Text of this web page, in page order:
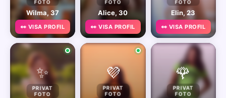
FOTO
Wilma, 37
👀 VISA PROFIL
FOTO
Alice, 30
👀 VISA PROFIL
FOTO
Elin, 23
👀 VISA PROFIL
✨
PRIVAT
FOTO
💜
PRIVAT
FOTO
🌹
PRIVAT
FOTO